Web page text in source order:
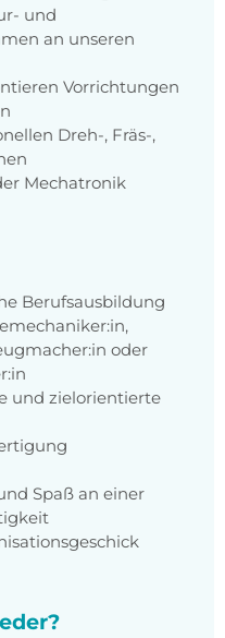
und
an unseren
Vorrichtungen
Dreh-, Fräs-,
Mechatronik
Berufsausbildung
oder
und zielorientierte
Spaß an einer